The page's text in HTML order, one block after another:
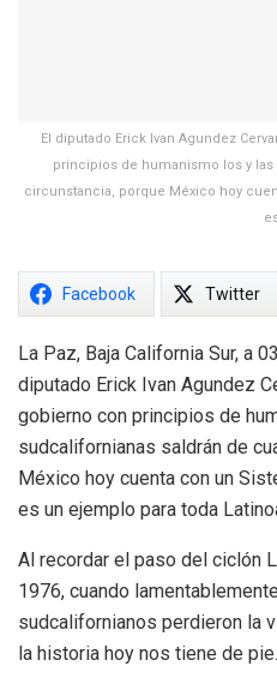
El diputado Erick Ivan Agundez
principios de humanismo los y
circunstancia, porque México hoy
Facebook Twitter
La Paz, Baja California Sur, a
diputado Erick Ivan Agundez
gobierno con principios de
sudcalifornianas saldrán de
México hoy cuenta con un
es un ejemplo para toda
Al recordar el paso del ciclón
1976, cuando
sudcalifornianos perdieron la
la historia hoy nos tiene de pie.